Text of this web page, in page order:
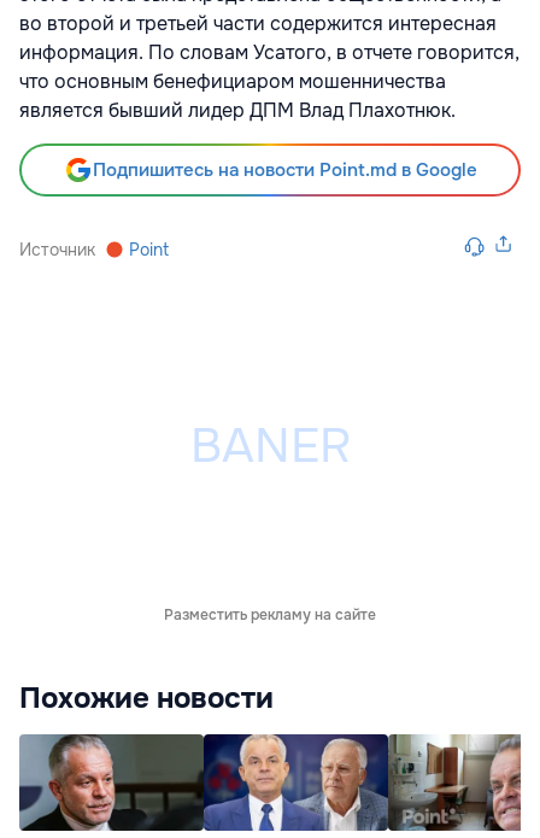
во второй и третьей части содержится интересная
информация. По словам Усатого, в отчете говорится,
что основным бенефициаром мошенничества
является бывший лидер ДПМ Влад Плахотнюк.
Подпишитесь на новости Point.md в Google
Источник Point
Разместить рекламу на сайте
Похожие новости